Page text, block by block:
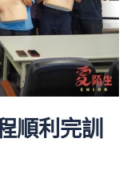
順利完訓